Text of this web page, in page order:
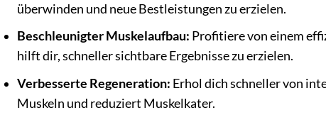
überwinden und neue Bestleistungen zu erzielen.
Beschleunigter Muskelaufbau: Profitiere von einem
hilft dir, schneller sichtbare Ergebnisse zu erzielen.
Verbesserte Regeneration: Erhol dich schneller von
Muskeln und reduziert Muskelkater.